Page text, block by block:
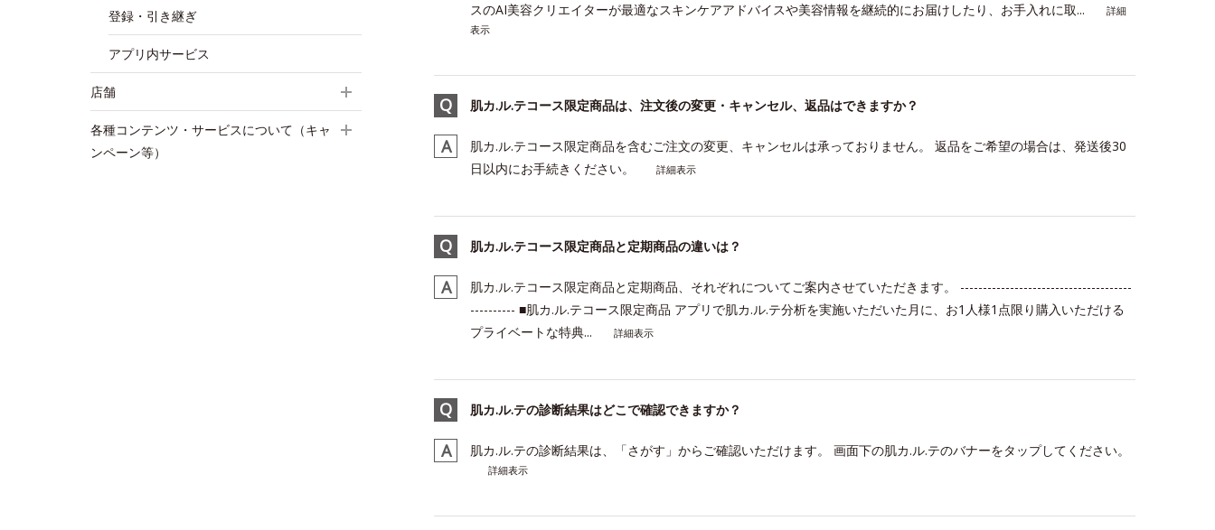
登録・引き継ぎ
アプリ内サービス
店舗
各種コンテンツ・サービスについて（キャ
ンペーン等）
スのAI美容クリエイターが最適なスキンケアアドバイスや美容情報を継続的にお届けしたり、お手入れに取...
詳細
表示
肌カ.ル.テコース限定商品は、注文後の変更・キャンセル、返品はできますか？
肌カ.ル.テコース限定商品を含むご注文の変更、キャンセルは承っておりません。 返品をご希望の場合は、発送後30
日以内にお手続きください。
詳細表示
肌カ.ル.テコース限定商品と定期商品の違いは？
肌カ.ル.テコース限定商品と定期商品、それぞれについてご案内させていただきます。 --------------------------------------
---------- ■肌カ.ル.テコース限定商品 アプリで肌カ.ル.テ分析を実施いただいた月に、お1人様1点限り購入いただける
プライベートな特典...
詳細表示
肌カ.ル.テの診断結果はどこで確認できますか？
肌カ.ル.テの診断結果は、「さがす」からご確認いただけます。 画面下の肌カ.ル.テのバナーをタップしてください。
詳細表示